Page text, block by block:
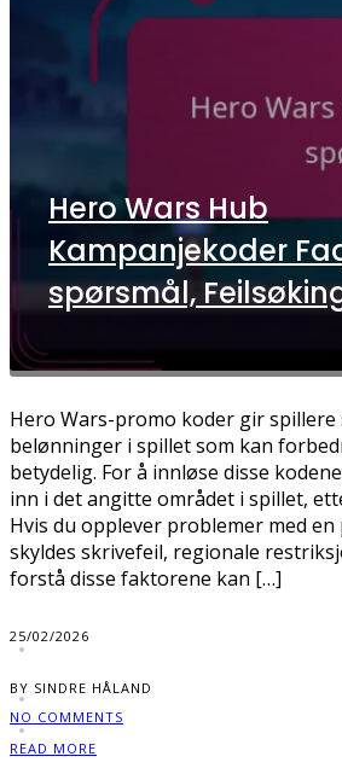
Hero Wars Hub
Kampanjekoder
spørsmål,
Hero Wars-promo koder gir spillere
belønninger i spillet som kan
betydelig. For å innløse disse
inn i det angitte området i spillet,
Hvis du opplever problemer med
skyldes skrivefeil, regionale
forstå disse faktorene kan […]
25/02/2026
BY SINDRE HÅLAND
NO COMMENTS
READ MORE